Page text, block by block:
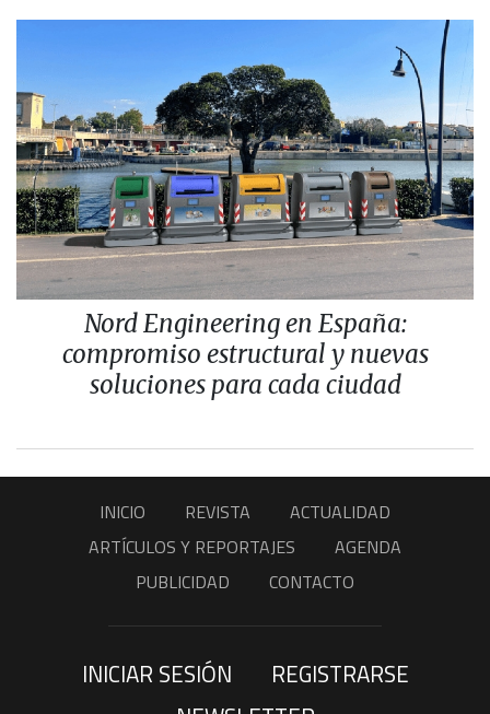
Nord Engineering en España:
compromiso estructural y nuevas
soluciones para cada ciudad
INICIO REVISTA
ACTUALIDAD
ARTÍCULOS Y REPORTAJES
AGENDA
PUBLICIDAD
CONTACTO
INICIAR SESIÓN
REGISTRARSE